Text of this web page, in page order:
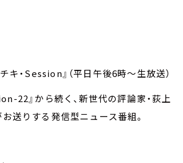
キ・Session』（平日午後6時～生放送）
22』から続く、新世代の評論家・荻上
送りする発信型ニュース番組。